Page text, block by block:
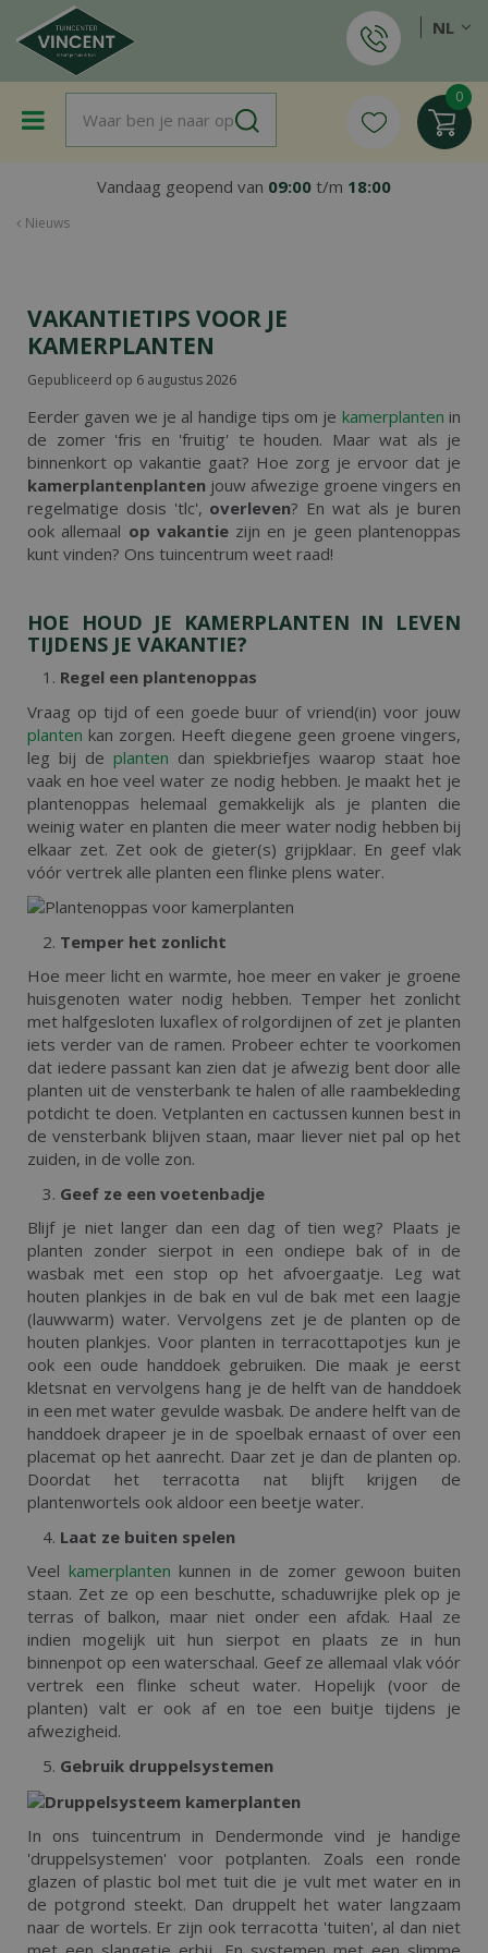
a
Nieuws
Vandaag geopend van 09:00 t/m 18:00
NL
VAKANTIETIPS VOOR JE
KAMERPLANTEN
Gepubliceerd op 6 augustus 2026
Eerder gaven we je al handige tips om je kamerplanten in
de zomer 'fris en 'fruitig' te houden. Maar wat als je
binnenkort op vakantie gaat? Hoe zorg je ervoor dat je
kamerplantenplanten jouw afwezige groene vingers en
regelmatige dosis 'tlc', overleven? En wat als je buren
ook allemaal op vakantiezijn en je geen plantenoppas
kunt vinden? Ons tuincentrum weet raad!
HOE HOUD JE KAMERPLANTEN IN LEVEN
TIJDENS JE VAKANTIE?
Regel een plantenoppas
Vraag op tijd of een goede buur of vriend(in) voor jouw
planten kan zorgen. Heeft diegene geen groene vingers,
leg bij de planten dan spiekbriefjes waarop staat hoe
vaak en hoe veel water ze nodig hebben. Je maakt het je
plantenoppas helemaal gemakkelijk als je planten die
weinig water en planten die meer water nodig hebben bij
elkaar zet. Zet ook de gieter(s) grijpklaar. En geef vlak
vóór vertrek alle planten een flinke plens water.
Temper het zonlicht
Hoe meer licht en warmte, hoe meer en vaker je groene
huisgenoten water nodig hebben. Temper het zonlicht
met halfgesloten luxaflex of rolgordijnen of zet je planten
iets verder van de ramen. Probeer echter te voorkomen
dat iedere passant kan zien dat je afwezig bent door alle
planten uit de vensterbank te halen of alle raambekleding
potdicht te doen. Vetplanten en cactussen kunnen best in
de vensterbank blijven staan, maar liever niet pal op het
zuiden, in de volle zon.
Geef ze een voetenbadje
Blijf je niet langer dan een dag of tien weg? Plaats je
planten zonder sierpot in een ondiepe bak of in de
wasbak met een stop op het afvoergaatje. Leg wat
houten plankjes in de bak en vul de bak met een laagje
(lauwwarm) water. Vervolgens zet je de planten op de
houten plankjes. Voor planten in terracottapotjes kun je
ook een oude handdoek gebruiken. Die maak je eerst
kletsnat en vervolgens hang je de helft van de handdoek
in een met water gevulde wasbak. De andere helft van de
handdoek drapeer je in de spoelbak ernaast of over een
placemat op het aanrecht. Daar zet je dan de planten op.
Doordat het terracotta nat blijft krijgen de
plantenwortels ook aldoor een beetje water.
Laat ze buiten spelen
Veel kamerplanten kunnen in de zomer gewoon buiten
staan. Zet ze op een beschutte, schaduwrijke plek op je
terras of balkon, maar niet onder een afdak. Haal ze
indien mogelijk uit hun sierpot en plaats ze in hun
binnenpot op een waterschaal. Geef ze allemaal vlak vóór
vertrek een flinke scheut water. Hopelijk (voor de
planten) valt er ook af en toe een buitje tijdens je
afwezigheid.
Gebruik druppelsystemen
In ons tuincentrum in Dendermonde vind je handige
'druppelsystemen' voor potplanten. Zoals een ronde
glazen of plastic bol met tuit die je vult met water en in
de potgrond steekt. Dan druppelt het water langzaam
naar de wortels. Er zijn ook terracotta 'tuiten', al dan niet